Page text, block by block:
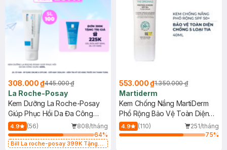
308.000 ₫445.000 ₫
La Roche-Posay
Kem Dưỡng La Roche-Posay
Giúp Phục Hồi Da Đa Công
Dụng 40ml
4.9 (56)
808/tháng
64%
Bill La roche-posay 399K Tặng
553.000 ₫1.350.000 ₫
Martiderm
Kem Chống Nắng MartiDerm
Phổ Rộng Bảo Vệ Toàn Diện
40ml
4.9 (110)
251/tháng
75%